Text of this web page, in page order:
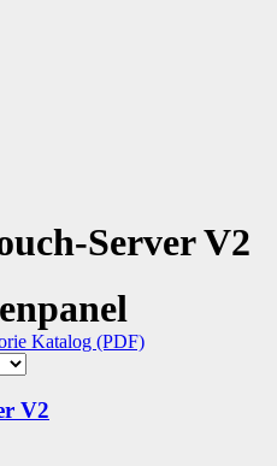
Server V2
Katalog (PDF)
V2